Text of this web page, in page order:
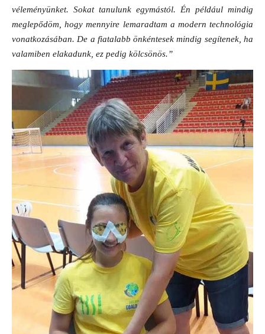
véleményünket. Sokat tanulunk egymástól. Én például mindig
meglepődöm, hogy mennyire lemaradtam a modern technológia
vonatkozásában. De a fiatalabb önkéntesek mindig segítenek, ha
valamiben elakadunk, ez pedig kölcsönös.”